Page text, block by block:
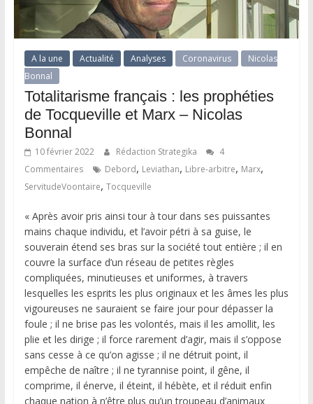
A la une Actualité Analyses Coronavirus
Nicolas
Bonnal
Totalitarisme français : les prophéties
de Tocqueville et Marx – Nicolas
Bonnal
10 février 2022 Rédaction Strategika
4
Commentaires
Debord, Leviathan, Libre-arbitre, Marx,
ServitudeVoontaire, Tocqueville
« Après avoir pris ainsi tour à tour dans ses puissantes
mains chaque individu, et l’avoir pétri à sa guise, le
souverain étend ses bras sur la société tout entière ; il en
couvre la surface d’un réseau de petites règles
compliquées, minutieuses et uniformes, à travers
lesquelles les esprits les plus originaux et les âmes les plus
vigoureuses ne sauraient se faire jour pour dépasser la
foule ; il ne brise pas les volontés, mais il les amollit, les
plie et les dirige ; il force rarement d’agir, mais il s’oppose
sans cesse à ce qu’on agisse ; il ne détruit point, il
empêche de naître ; il ne tyrannise point, il gêne, il
comprime, il énerve, il éteint, il hébète, et il réduit enfin
chaque nation à n’être plus qu’un troupeau d’animaux